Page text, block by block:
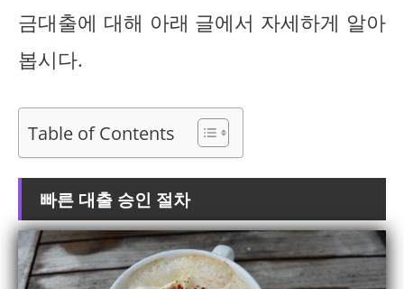
금대출에 대해 아래 글에서 자세하게 알아
봅시다.
Table of Contents
빠른 대출 승인 절차